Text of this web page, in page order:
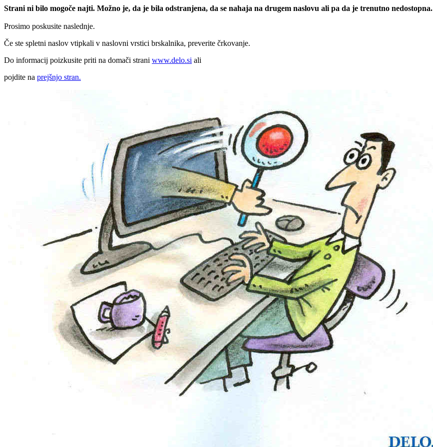
Strani ni bilo mogoče najti. Možno je, da je bila odstranjena, da se nahaja na drugem naslovu ali pa da je trenutno nedostopna.
Prosimo poskusite naslednje.
Če ste spletni naslov vtipkali v naslovni vrstici brskalnika, preverite črkovanje.
Do informacij poizkusite priti na domači strani www.delo.si ali
pojdite na prejšnjo stran.